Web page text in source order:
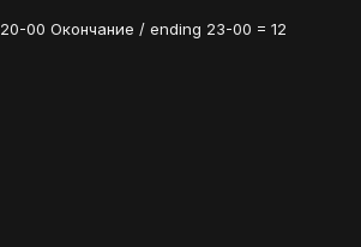
20-00 Окончание / ending 23-00 = 12